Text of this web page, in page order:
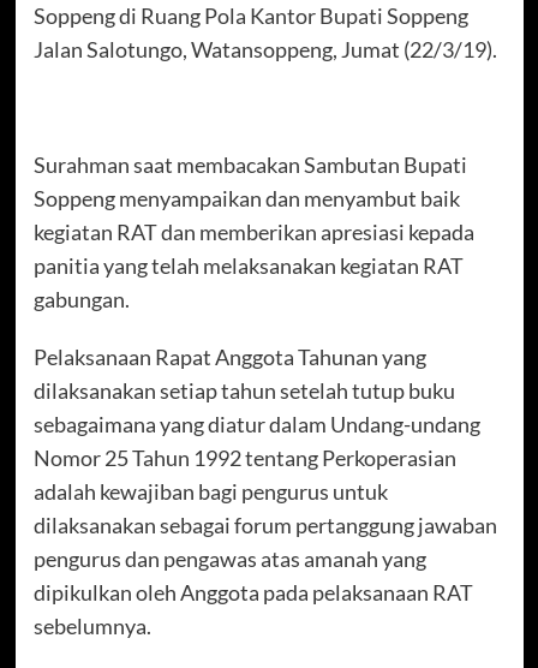
Soppeng di Ruang Pola Kantor Bupati Soppeng
Jalan Salotungo, Watansoppeng, Jumat (22/3/19).
Surahman saat membacakan Sambutan Bupati
Soppeng menyampaikan dan menyambut baik
kegiatan RAT dan memberikan apresiasi kepada
panitia yang telah melaksanakan kegiatan RAT
gabungan.
Pelaksanaan Rapat Anggota Tahunan yang
dilaksanakan setiap tahun setelah tutup buku
sebagaimana yang diatur dalam Undang-undang
Nomor 25 Tahun 1992 tentang Perkoperasian
adalah kewajiban bagi pengurus untuk
dilaksanakan sebagai forum pertanggung jawaban
pengurus dan pengawas atas amanah yang
dipikulkan oleh Anggota pada pelaksanaan RAT
sebelumnya.